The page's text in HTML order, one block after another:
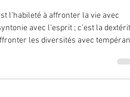
l’habileté à affronter la vie avec
avec l’esprit ; c’est la dextérité
les diversités avec
nous unit à nous-même, aux autres
la recherche d’une unité avec tout